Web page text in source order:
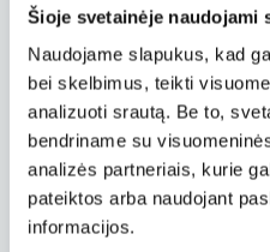
Šioje svetainėje naudojami
Naudojame slapukus, kad
bei skelbimus, teikti
analizuoti srautą. Be to,
bendriname su
analizės partneriais, kurie
pateiktos arba naudojant
informacijos.
vandens. Garbingą
ilgiausiai išbūna
Saunų muziejus,
Suomiai, gerbdami
saunų muziejų. Šalia
apsilankyti muziejuje
kuriame